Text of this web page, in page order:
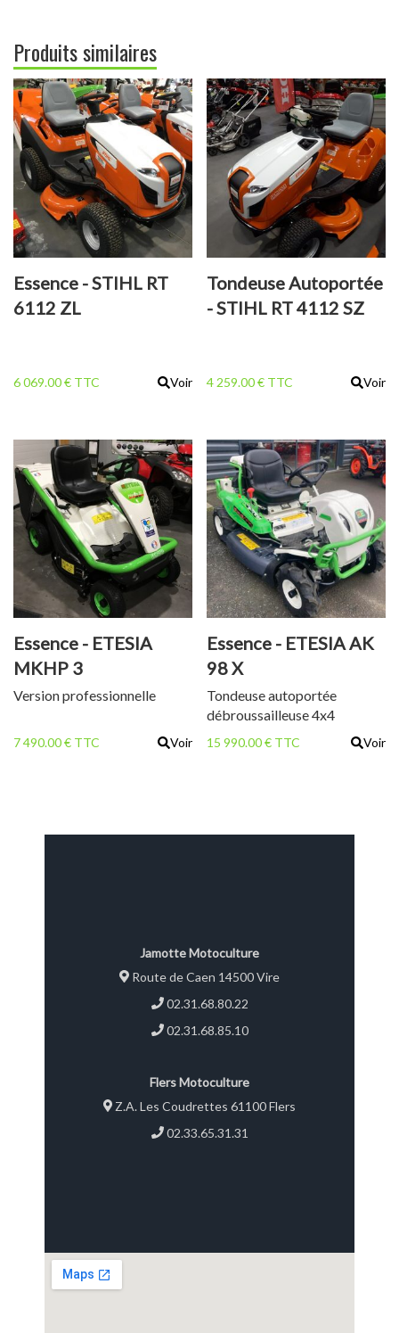
Produits similaires
Essence - STIHL RT
6112 ZL
6 069.00 € TTC Voir
Tondeuse Autoportée
- STIHL RT 4112 SZ
4 259.00 € TTC Voir
Essence - ETESIA
MKHP 3
Version professionnelle
7 490.00 € TTC Voir
Essence - ETESIA AK
98 X
Tondeuse autoportée
débroussailleuse 4x4
15 990.00 € TTC Voir
Jamotte Motoculture
Route de Caen 14500 Vire
02.31.68.80.22
02.31.68.85.10
Flers Motoculture
Z.A. Les Coudrettes 61100 Flers
02.33.65.31.31